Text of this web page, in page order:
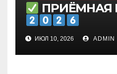
ПРИЁМНАЯ
ИЮЛ 10, 2026 ADMIN